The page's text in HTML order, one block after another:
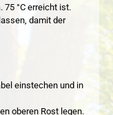
75 °C erreicht ist.
damit der
einstechen und in
oberen Rost legen.